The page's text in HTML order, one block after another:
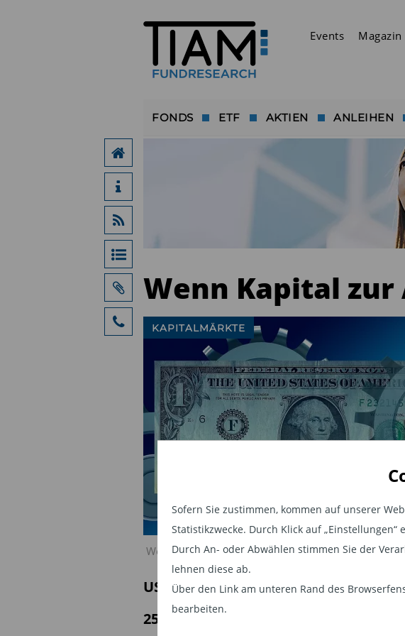
Sofern Sie zustimmen, kommen auf unserer
Statistikzwecke. Durch Klick auf
Durch An- oder Abwählen stimmen Sie der
lehnen diese ab.
Über den Link am unteren Rand des
bearbeiten.
Events Magazin
FONDS ETF AKTIEN ANLEIHEN
Wenn Kapital
Wenn Kapital zur Arbeit wird
KAPITALMÄRKTE
USA: Anhaltende Marginalisierung
25.06.2026 | 05:46 Uhr